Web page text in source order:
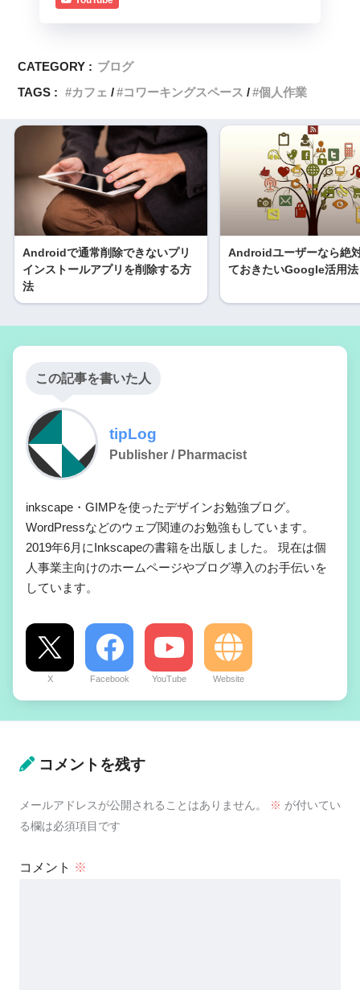
CATEGORY : ブログ
TAGS :
カフェ コワーキングスペース 個人作業
Androidで通常削除できないプリ
インストールアプリを削除する方
法
Androidユーザーなら絶
ておきたいGoogle活用法
この記事を書いた人
tipLog
Publisher / Pharmacist
inkscape・GIMPを使ったデザインお勉強ブログ。
WordPressなどのウェブ関連のお勉強もしています。
2019年6月にInkscapeの書籍を出版しました。 現在は個
人事業主向けのホームページやブログ導入のお手伝いを
しています。
X Facebook YouTube Website
コメントを残す
メールアドレスが公開されることはありません。 ※ が付いてい
る欄は必須項目です
コメント ※